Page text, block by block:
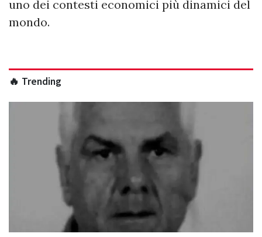
uno dei contesti economici più dinamici del
mondo.
🔥 Trending